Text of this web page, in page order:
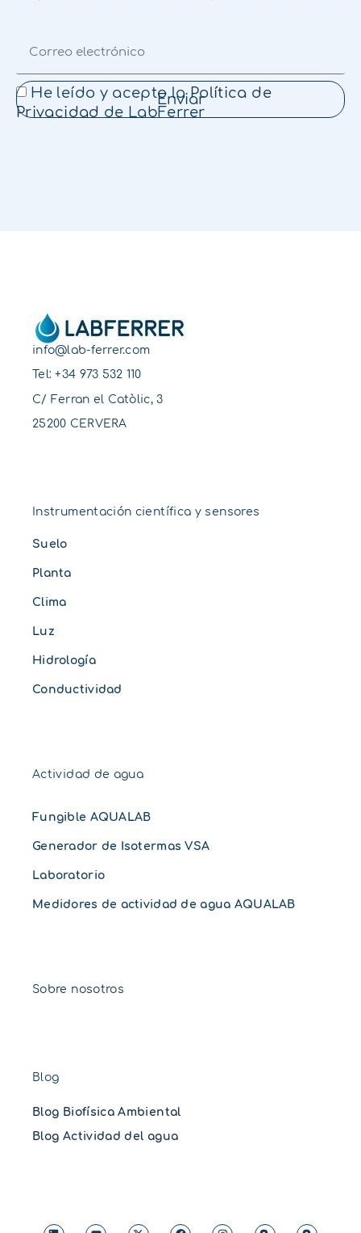
He leído y acepto la Política de
Privacidad de LabFerrer
Enviar
info@lab-ferrer.com
Tel:+34 973 532 110
C/ Ferran el Catòlic, 3
25200 CERVERA
Instrumentación científica y sensores
Suelo
Planta
Clima
Luz
Hidrología
Conductividad
Actividad de agua
Fungible AQUALAB
Generador de Isotermas VSA
Laboratorio
Medidores de actividad de agua AQUALAB
Sobre nosotros
Blog
Blog Biofísica Ambiental
Blog Actividad del agua